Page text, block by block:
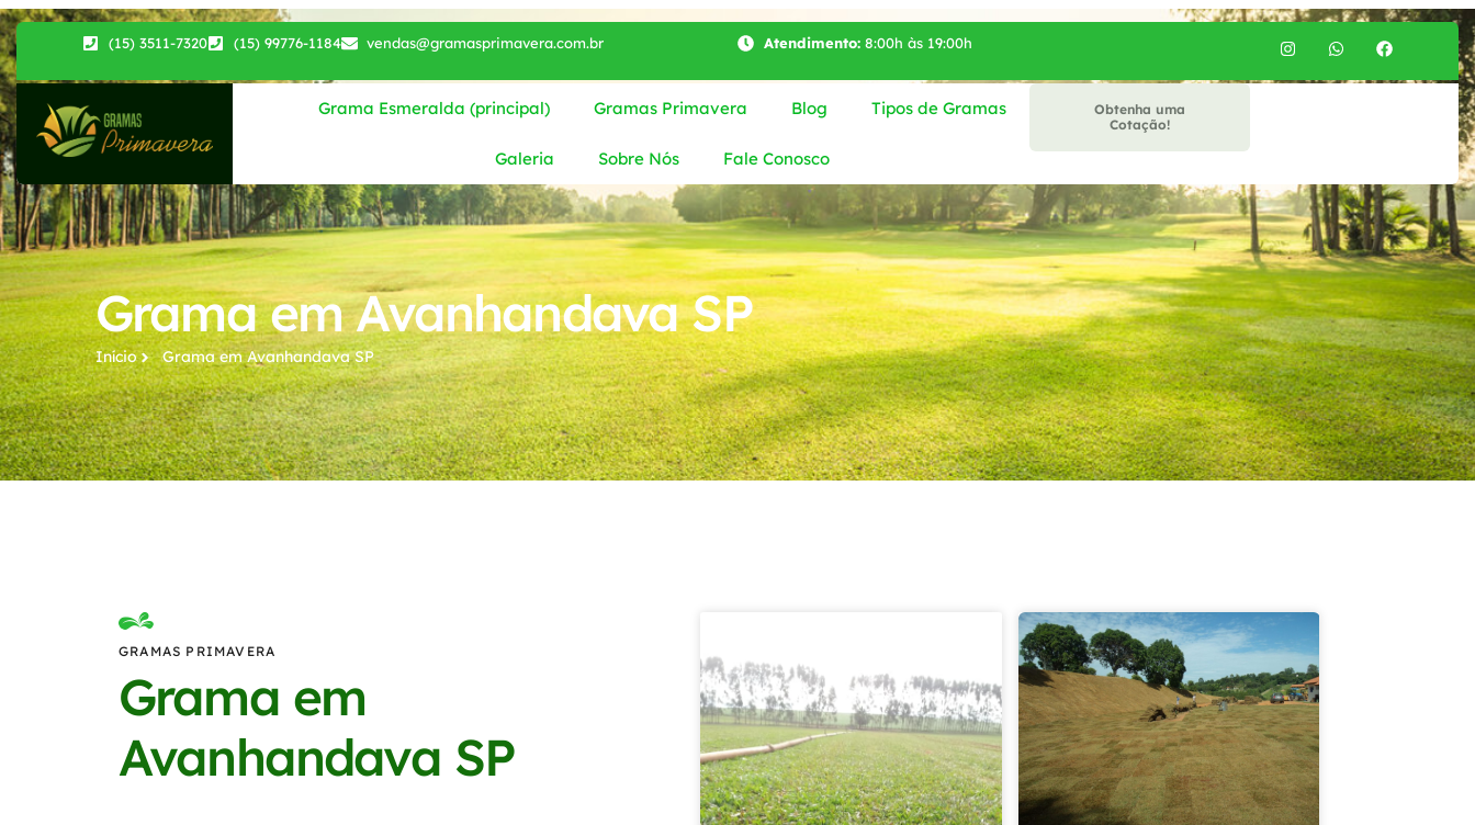
(15) 3511-7320 (15) 99776-1184 vendas@gramasprimavera.com.br Atendimento:8:00h às 19:00h
Grama Esmeralda (principal) Gramas Primavera Blog Tipos de Gramas
Galeria Sobre Nós Fale Conosco
Obtenha uma
Cotação!
Grama em Avanhandava SP
Início Grama em Avanhandava SP
GRAMAS PRIMAVERA
Grama em
Avanhandava SP